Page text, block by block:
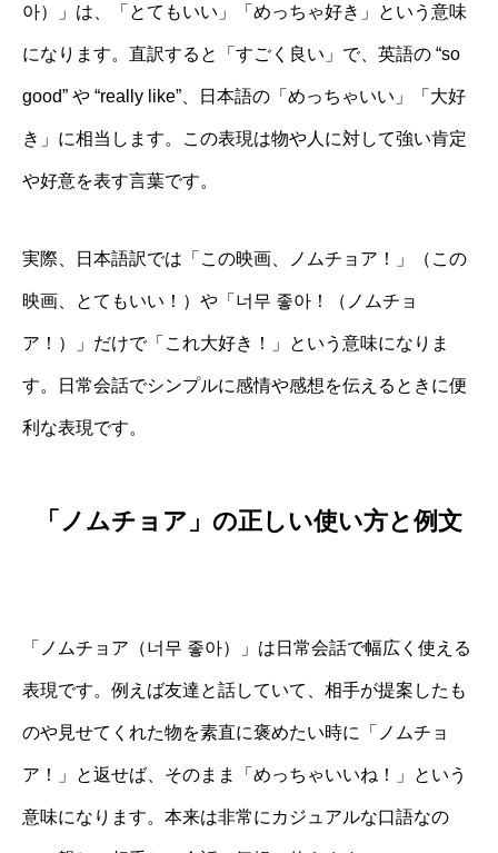
아）」は、「とてもいい」「めっちゃ好き」という意味
になります。直訳すると「すごく良い」で、英語の “so
good” や “really like”、日本語の「めっちゃいい」「大好
き」に相当します。この表現は物や人に対して強い肯定
や好意を表す言葉です。
実際、日本語訳では「この映画、ノムチョア！」（この
映画、とてもいい！）や「너무 좋아！（ノムチョ
ア！）」だけで「これ大好き！」という意味になりま
す。日常会話でシンプルに感情や感想を伝えるときに便
利な表現です。
「ノムチョア」の正しい使い方と例文
「ノムチョア（너무 좋아）」は日常会話で幅広く使える
表現です。例えば友達と話していて、相手が提案したも
のや見せてくれた物を素直に褒めたい時に「ノムチョ
ア！」と返せば、そのまま「めっちゃいいね！」という
意味になります。本来は非常にカジュアルな口語なの